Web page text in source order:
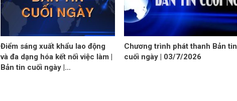
Điểm sáng xuất khẩu lao động
và đa dạng hóa kết nối việc làm |
Bản tin cuối ngày |…
Chương trình phát thanh Bản tin
cuối ngày | 03/7/2026